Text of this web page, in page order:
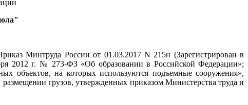
Минтруда России от 01.03.2017 N 215н (Зарегистрирован в
2012 г. № 273-ФЗ «Об образовании в Российской Федерации»;
объектов, на которых используются подъемные сооружения»,
грузов, утвержденных приказом Министерства труда и